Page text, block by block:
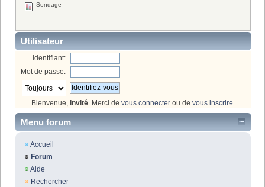
Sondage
Utilisateur
Identifiant:
Mot de passe:
Bienvenue, Invité. Merci de vous connecter ou de vous inscrire.
Menu forum
Accueil
Forum
Aide
Rechercher